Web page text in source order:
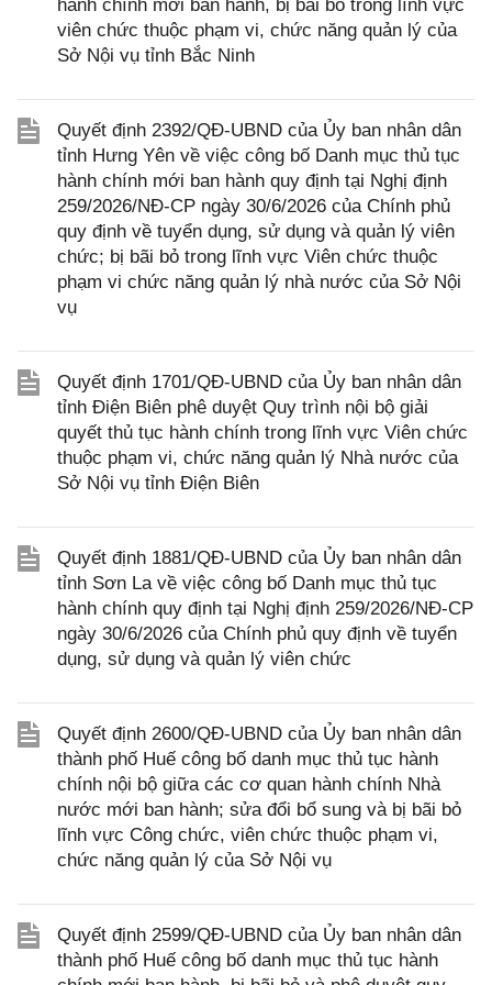
hành chính mới ban hành, bị bãi bỏ trong lĩnh vực
viên chức thuộc phạm vi, chức năng quản lý của
Sở Nội vụ tỉnh Bắc Ninh
Quyết định 2392/QĐ-UBND của Ủy ban nhân dân
tỉnh Hưng Yên về việc công bố Danh mục thủ tục
hành chính mới ban hành quy định tại Nghị định
259/2026/NĐ-CP ngày 30/6/2026 của Chính phủ
quy định về tuyển dụng, sử dụng và quản lý viên
chức; bị bãi bỏ trong lĩnh vực Viên chức thuộc
phạm vi chức năng quản lý nhà nước của Sở Nội
vụ
Quyết định 1701/QĐ-UBND của Ủy ban nhân dân
tỉnh Điện Biên phê duyệt Quy trình nội bộ giải
quyết thủ tục hành chính trong lĩnh vực Viên chức
thuộc phạm vi, chức năng quản lý Nhà nước của
Sở Nội vụ tỉnh Điện Biên
Quyết định 1881/QĐ-UBND của Ủy ban nhân dân
tỉnh Sơn La về việc công bố Danh mục thủ tục
hành chính quy định tại Nghị định 259/2026/NĐ-CP
ngày 30/6/2026 của Chính phủ quy định về tuyển
dụng, sử dụng và quản lý viên chức
Quyết định 2600/QĐ-UBND của Ủy ban nhân dân
thành phố Huế công bố danh mục thủ tục hành
chính nội bộ giữa các cơ quan hành chính Nhà
nước mới ban hành; sửa đổi bổ sung và bị bãi bỏ
lĩnh vực Công chức, viên chức thuộc phạm vi,
chức năng quản lý của Sở Nội vụ
Quyết định 2599/QĐ-UBND của Ủy ban nhân dân
thành phố Huế công bố danh mục thủ tục hành